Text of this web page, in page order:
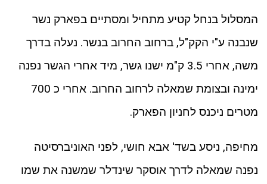
המסלול בנחל קטיע מתחיל ומסתיים בפארק נשר
שנבנה ע"י הקק"ל, ברחוב החרוב בנשר. נעלה בדרך
משה, אחרי 3.5 ק"מ ישנו גשר, מיד אחרי הגשר נפנה
ימינה ובצומת שמאלה לרחוב החרוב. אחרי כ 700
מטרים ניכנס לחניון הפארק.
מחיפה, ניסע בשד' אבא חושי, לפני האוניברסיטה
נפנה שמאלה לדרך אוסקר שינדלר שמשנה את שמו